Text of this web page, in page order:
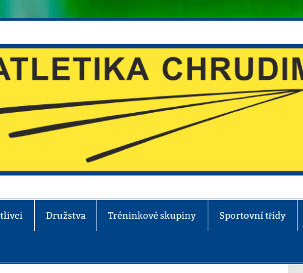
Družstva Tréninkové skupiny Sportovní třídy